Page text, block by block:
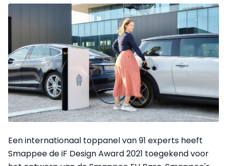
Een internationaal toppanel van 91 experts heeft
Smappee de iF Design Award 2021 toegekend voor